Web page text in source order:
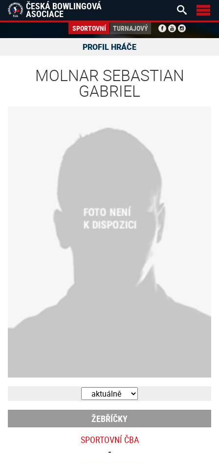
ČESKÁ BOWLINGOVÁ
ASOCIACE
SPORTOVNÍ TURNAJOVÝ
 
PROFIL HRÁČE
MOLNAR SEBASTIAN
GABRIEL
ŽEBŘÍČKY
SPORTOVNÍ ČBA
-